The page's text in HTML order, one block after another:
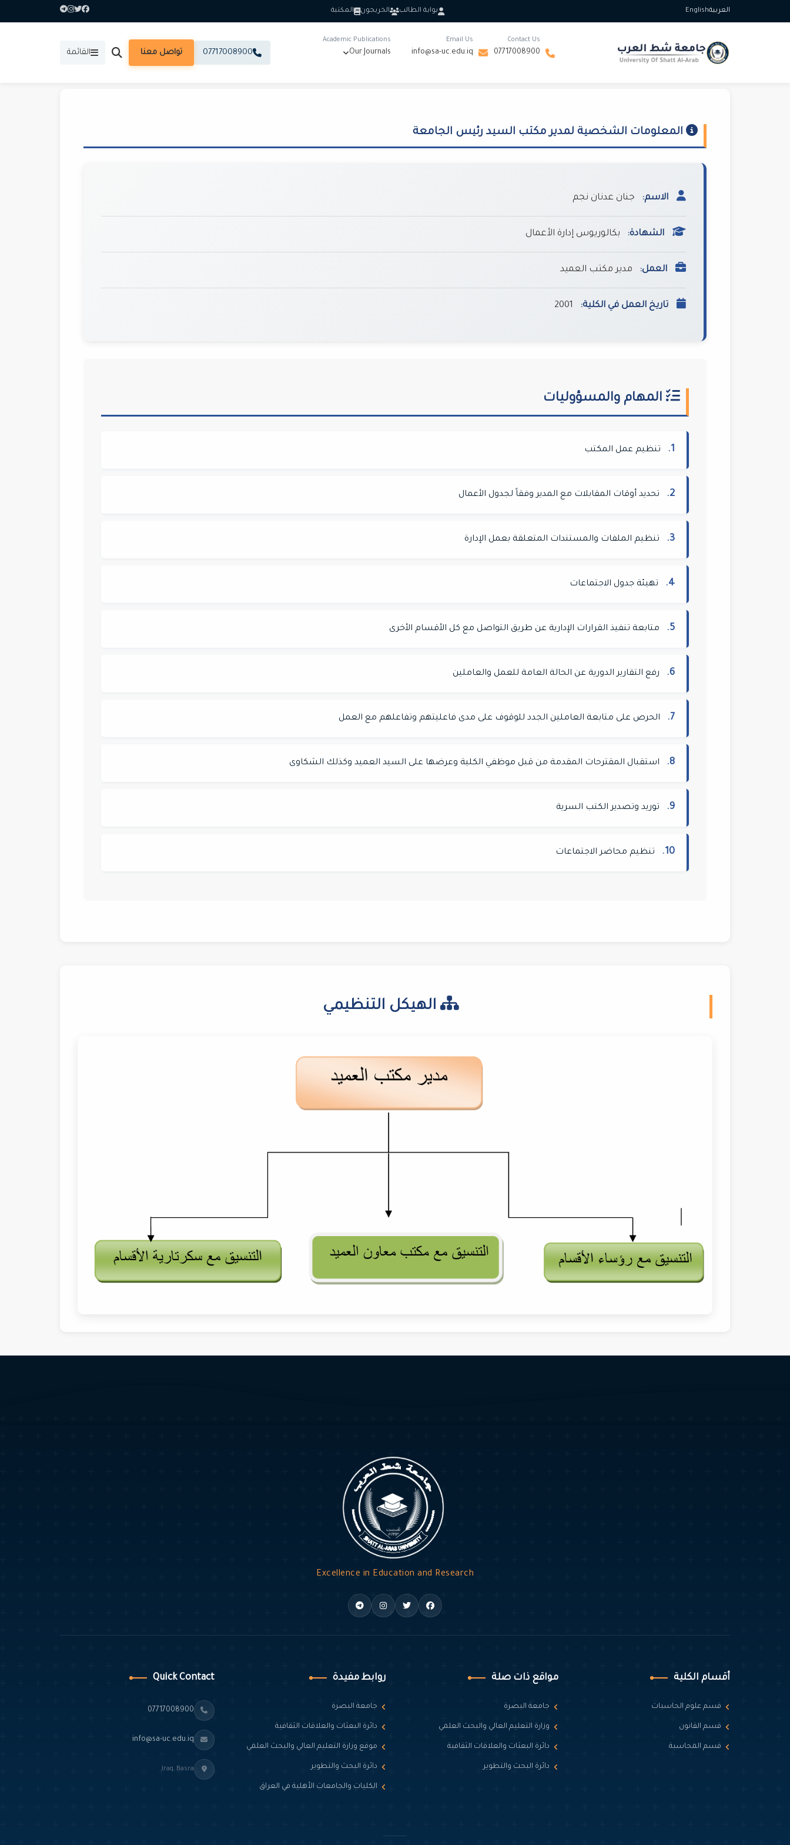
العربيةEnglish بوابة الطالب الخريجون المكتبة
Contact Us
07717008900
Email Us
info@sa-uc.edu.iq
Academic Publications
Our Journals
07717008900 تواصل معنا القائمة
المعلومات الشخصية لمدير مكتب السيد رئيس الجامعة
الاسم: جنان عدنان نجم
الشهادة: بكالوريوس إدارة الأعمال
العمل: مدير مكتب العميد
تاريخ العمل في الكلية:
المهام والمسؤوليات
1. تنظيم عمل المكتب
2. تحديد أوقات المقابلات مع المدير وفقاً لجدول الأعمال
3. تنظيم الملفات والمستندات المتعلقة بعمل الإدارة
4. تهيئة جدول الاجتماعات
5. متابعة تنفيذ القرارات الإدارية عن طريق التواصل مع كل الأقسام الأخرى
6. رفع التقارير الدورية عن الحالة العامة للعمل والعاملين
7. الحرص على متابعة العاملين الجدد للوقوف على مدى فاعليتهم وتفاعلهم مع العمل
8. استقبال المقترحات المقدمة من قبل موظفي الكلية وعرضها على السيد العميد وكذلك الشكاوى
9. توريد وتصدير الكتب السرية
10. تنظيم محاضر الاجتماعات
الهيكل التنظيمي
Excellence in Education and Research
أقسام الكلية
قسم علوم الحاسبات
قسم القانون
قسم المحاسبة
مواقع ذات صلة
جامعة البصرة
وزارة التعليم العالي والبحث العلمي
دائرة البعثات والعلاقات الثقافية
دائرة البحث والتطوير
روابط مفيدة
جامعة البصرة
دائرة البعثات والعلاقات الثقافية
موقع وزارة التعليم العالي والبحث العلمي
دائرة البحث والتطوير
الكليات والجامعات الأهلية في العراق
Quick Contact
07717008900
info@sa-uc.edu.iq
Iraq, Basra,